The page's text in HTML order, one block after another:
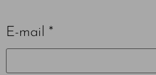
E-mail *